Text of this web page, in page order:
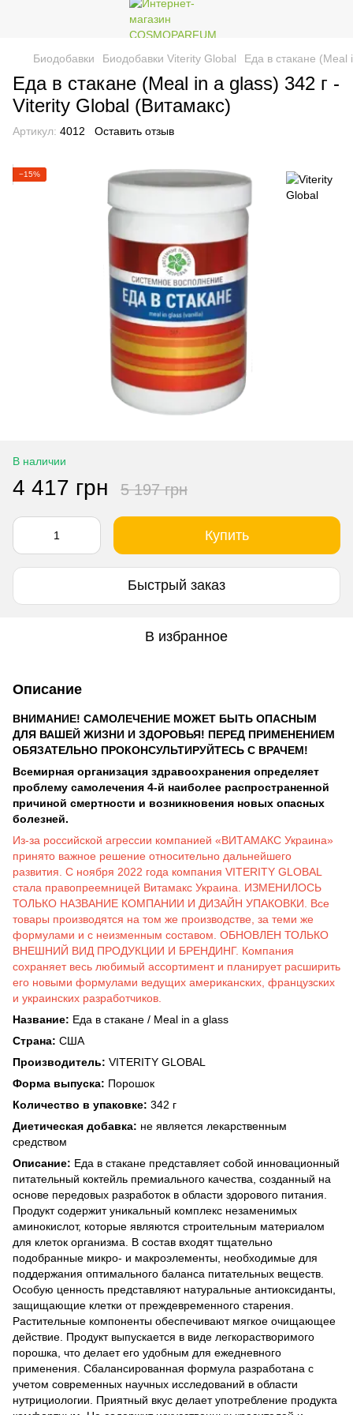
Биодобавки Биодобавки Viterity Global Еда в стакане
Еда в стакане (Meal in a glass) 342 г -
Viterity Global (Витамакс)
Артикул: 4012 Оставить отзыв
−15%
В наличии
4 417 грн 5 197 грн
Купить
Быстрый заказ
В избранное
Описание
ВНИМАНИЕ! САМОЛЕЧЕНИЕ МОЖЕТ БЫТЬ ОПАСНЫМ
ДЛЯ ВАШЕЙ ЖИЗНИ И ЗДОРОВЬЯ! ПЕРЕД ПРИМЕНЕНИЕМ
ОБЯЗАТЕЛЬНО ПРОКОНСУЛЬТИРУЙТЕСЬ С ВРАЧЕМ!
Всемирная организация здравоохранения определяет
проблему самолечения 4-й наиболее распространенной
причиной смертности и возникновения новых опасных
болезней.
Из-за российской агрессии компанией «ВИТАМАКС Украина»
принято важное решение относительно дальнейшего
развития. С ноября 2022 года компания VITERITY GLOBAL
стала правопреемницей Витамакс Украина. ИЗМЕНИЛОСЬ
ТОЛЬКО НАЗВАНИЕ КОМПАНИИ И ДИЗАЙН УПАКОВКИ. Все
товары производятся на том же производстве, за теми же
формулами и с неизменным составом. ОБНОВЛЕН ТОЛЬКО
ВНЕШНИЙ ВИД ПРОДУКЦИИ И БРЕНДИНГ. Компания
сохраняет весь любимый ассортимент и планирует расширить
его новыми формулами ведущих американских, французских
и украинских разработчиков.
Название: Еда в стакане / Meal in a glass
Страна: США
Производитель: VITERITY GLOBAL
Форма выпуска: Порошок
Количество в упаковке: 342 г
Диетическая добавка: не является лекарственным
средством
Описание: Еда в стакане представляет собой инновационный
питательный коктейль премиального качества, созданный на
основе передовых разработок в области здорового питания.
Продукт содержит уникальный комплекс незаменимых
аминокислот, которые являются строительным материалом
для клеток организма. В состав входят тщательно
подобранные микро- и макроэлементы, необходимые для
поддержания оптимального баланса питательных веществ.
Особую ценность представляют натуральные антиоксиданты,
защищающие клетки от преждевременного старения.
Растительные компоненты обеспечивают мягкое очищающее
действие. Продукт выпускается в виде легкорастворимого
порошка, что делает его удобным для ежедневного
применения. Сбалансированная формула разработана с
учетом современных научных исследований в области
нутрициологии. Приятный вкус делает употребление продукта